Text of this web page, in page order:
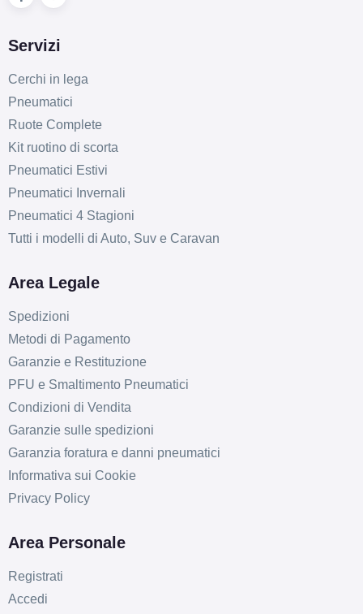
Servizi
Cerchi in lega
Pneumatici
Ruote Complete
Kit ruotino di scorta
Pneumatici Estivi
Pneumatici Invernali
Pneumatici 4 Stagioni
Tutti i modelli di Auto, Suv e Caravan
Area Legale
Spedizioni
Metodi di Pagamento
Garanzie e Restituzione
PFU e Smaltimento Pneumatici
Condizioni di Vendita
Garanzie sulle spedizioni
Garanzia foratura e danni pneumatici
Informativa sui Cookie
Privacy Policy
Area Personale
Registrati
Accedi